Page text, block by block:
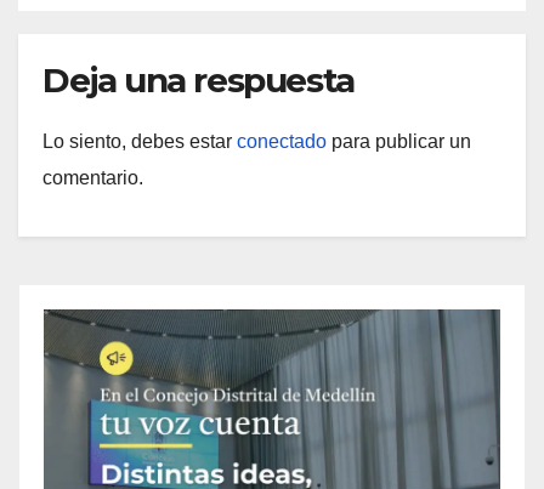
Deja una respuesta
Lo siento, debes estar conectado para publicar un
comentario.